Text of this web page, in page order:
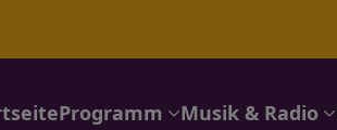
Programm Musik & Radio